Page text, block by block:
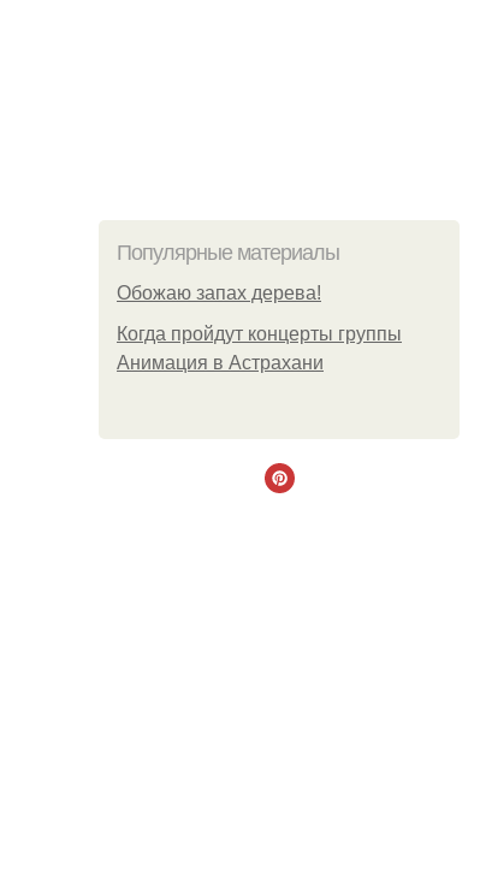
Популярные материалы
Обожaю зaпах деpева!
Когда пройдут концерты группы
Анимация в Астрахани